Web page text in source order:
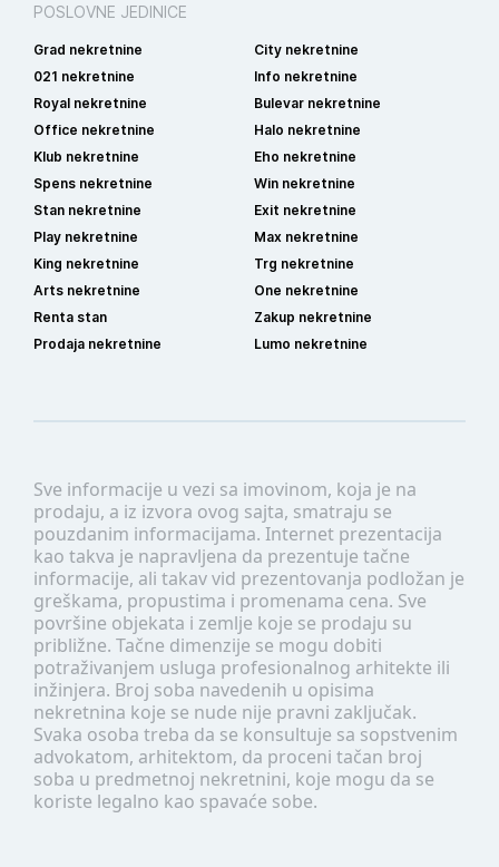
Sve informacije u vezi sa imovinom, koja je na
prodaju, a iz izvora ovog sajta, smatraju se
pouzdanim informacijama. Internet prezentacija
kao takva je napravljena da prezentuje tačne
informacije, ali takav vid prezentovanja podložan je
greškama, propustima i promenama cena. Sve
površine objekata i zemlje koje se prodaju su
približne. Tačne dimenzije se mogu dobiti
potraživanjem usluga profesionalnog arhitekte ili
inžinjera. Broj soba navedenih u opisima
nekretnina koje se nude nije pravni zaključak.
Svaka osoba treba da se konsultuje sa sopstvenim
advokatom, arhitektom, da proceni tačan broj
soba u predmetnoj nekretnini, koje mogu da se
koriste legalno kao spavaće sobe.
POSLOVNE JEDINICE
Grad nekretnine
City nekretnine
021 nekretnine
Info nekretnine
Royal nekretnine
Bulevar nekretnine
Office nekretnine
Halo nekretnine
Klub nekretnine
Eho nekretnine
Spens nekretnine
Win nekretnine
Stan nekretnine
Exit nekretnine
Play nekretnine
Max nekretnine
King nekretnine
Trg nekretnine
Arts nekretnine
One nekretnine
Renta stan
Zakup nekretnine
Prodaja nekretnine
Lumo nekretnine